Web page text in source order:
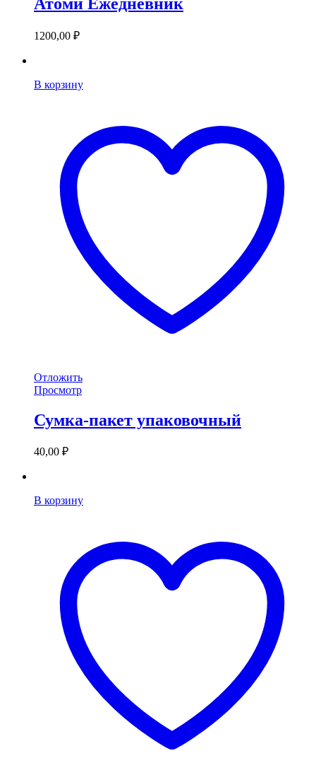
1200,00 ₽
В корзину
Отложить
Просмотр
Сумка-пакет упаковочный
40,00 ₽
В корзину